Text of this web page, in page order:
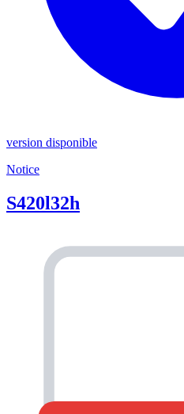
version disponible
Notice
S420l32h